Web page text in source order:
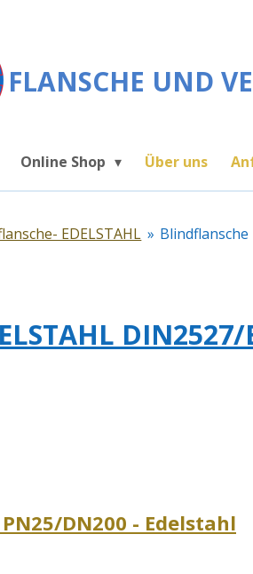
FLANSCHE UND
Online Shop Über uns
EDELSTAHL » Blindflansche
DIN2527/
DN200 - Edelstahl